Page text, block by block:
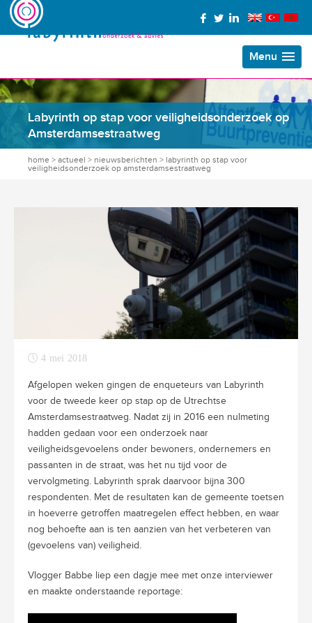
Menu
Labyrinth op stap voor veiligheidsonderzoek op
Amsterdamsestraatweg
home > actueel > nieuwsberichten > labyrinth op stap voor
veiligheidsonderzoek op amsterdamsestraatweg
4 mei 2018
Afgelopen weken gingen de enqueteurs van Labyrinth
voor de tweede keer op stap op de Utrechtse
Amsterdamsestraatweg. Nadat zij in 2016 een nulmeting
hadden gedaan voor een onderzoek naar
veiligheidsgevoelens onder bewoners, ondernemers en
passanten in de straat, was het nu tijd voor de
vervolgmeting. Labyrinth sprak daarvoor bijna 300
respondenten. Met de resultaten kan de gemeente toetsen
in hoeverre getroffen maatregelen effect hebben, en waar
nog behoefte aan is ten aanzien van het verbeteren van
(gevoelens van) veiligheid.
Vlogger Babbe liep een dagje mee met onze interviewer
en maakte onderstaande reportage: